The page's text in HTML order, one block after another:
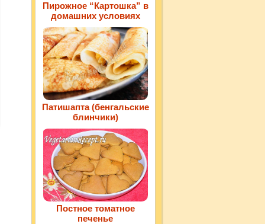
Пирожное “Картошка” в
домашних условиях
Патишапта (бенгальские
блинчики)
Постное томатное
печенье